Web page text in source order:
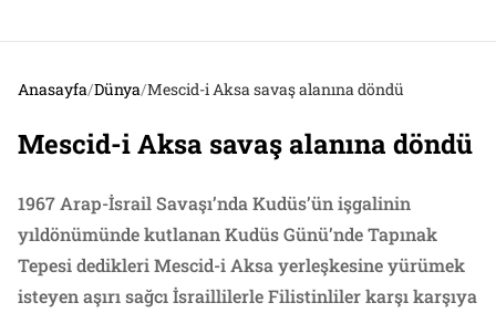
Anasayfa/Dünya/Mescid-i Aksa savaş alanına döndü
Mescid-i Aksa savaş alanına döndü
1967 Arap-İsrail Savaşı’nda Kudüs’ün işgalinin
yıldönümünde kutlanan Kudüs Günü’nde Tapınak
Tepesi dedikleri Mescid-i Aksa yerleşkesine yürümek
isteyen aşırı sağcı İsraillilerle Filistinliler karşı karşıya